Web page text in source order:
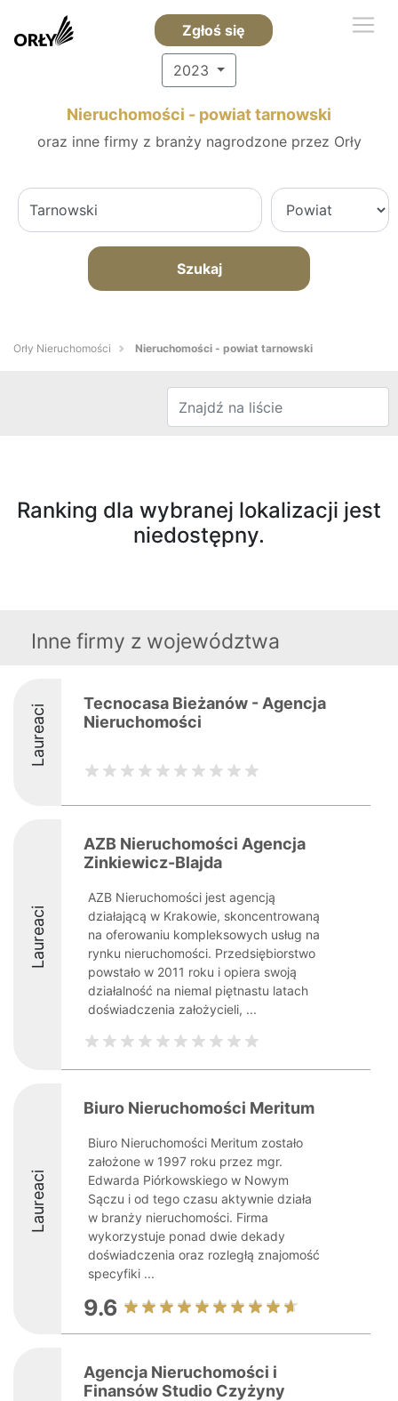
Zgłoś się
2023
Nieruchomości - powiat tarnowski
oraz inne firmy z branży nagrodzone przez Orły
Szukaj
Orły Nieruchomości Nieruchomości - powiat tarnowski
Ranking dla wybranej lokalizacji jest
niedostępny.
Inne firmy z województwa
Laureaci
Tecnocasa Bieżanów - Agencja
Nieruchomości
Laureaci
AZB Nieruchomości Agencja
Zinkiewicz-Blajda
AZB Nieruchomości jest agencją
działającą w Krakowie, skoncentrowaną
na oferowaniu kompleksowych usług na
rynku nieruchomości. Przedsiębiorstwo
powstało w 2011 roku i opiera swoją
działalność na niemal piętnastu latach
doświadczenia założycieli, ...
Laureaci
Biuro Nieruchomości Meritum
Biuro Nieruchomości Meritum zostało
założone w 1997 roku przez mgr.
Edwarda Piórkowskiego w Nowym
Sączu i od tego czasu aktywnie działa
w branży nieruchomości. Firma
wykorzystuje ponad dwie dekady
doświadczenia oraz rozległą znajomość
specyfiki ...
9.6
Agencja Nieruchomości i
Finansów Studio Czyżyny